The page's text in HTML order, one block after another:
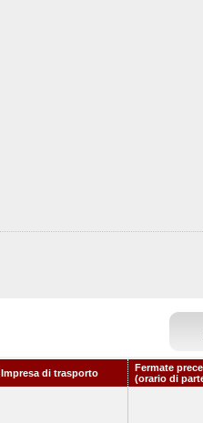
Impresa di trasporto
Fermate
(orario di